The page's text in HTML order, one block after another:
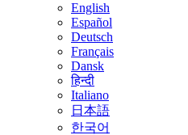
English
Español
Deutsch
Français
Dansk
हिन्दी
Italiano
日本語
한국어